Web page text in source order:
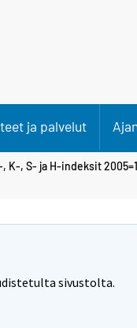
ja palvelut
K-, S- ja H-indeksit
sivustolta.